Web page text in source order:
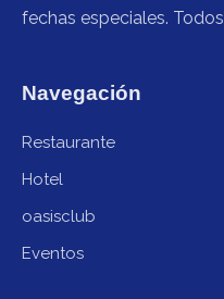
fechas especiales.
Navegación
Restaurante
Hotel
oasisclub
Eventos